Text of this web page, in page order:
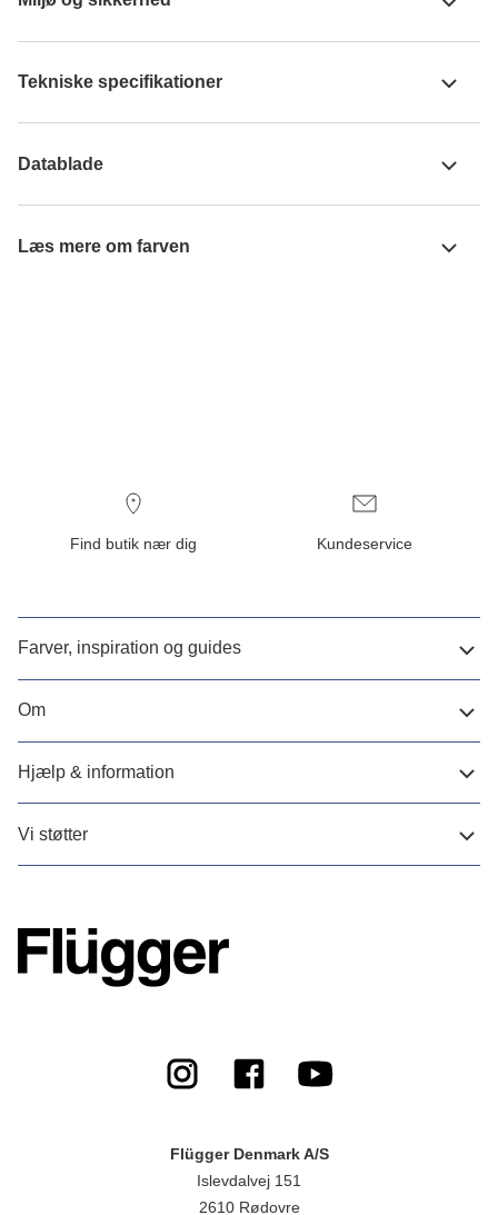
Tekniske specifikationer
Datablade
Læs mere om farven
Find butik nær dig Kundeservice
Farver, inspiration og guides
Om
Hjælp & information
Vi støtter
Flügger Denmark A/S
Islevdalvej 151
2610 Rødovre